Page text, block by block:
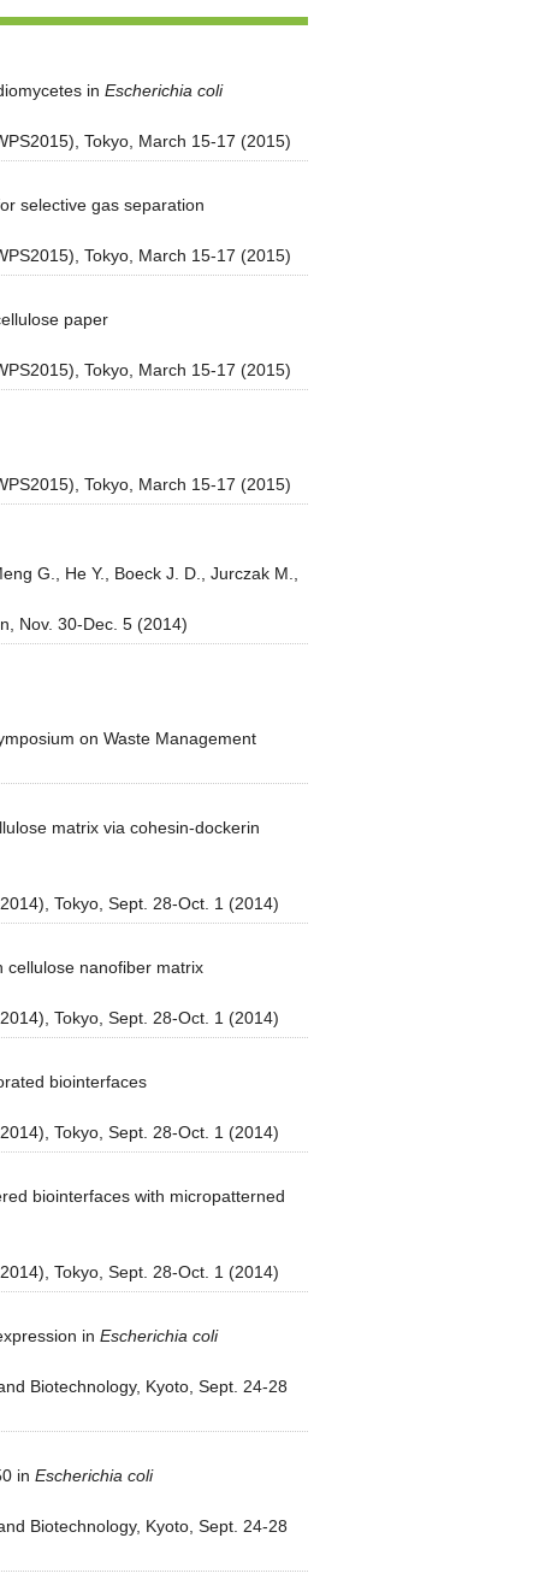
in Escherichia coli
Tokyo, March 15-17 (2015)
selective gas separation
Tokyo, March 15-17 (2015)
paper
Tokyo, March 15-17 (2015)
Tokyo, March 15-17 (2015)
G., He Y., Boeck J. D., Jurczak M.,
Nov. 30-Dec. 5 (2014)
on Waste Management
matrix via cohesin-dockerin
Tokyo, Sept. 28-Oct. 1 (2014)
cellulose nanofiber matrix
Tokyo, Sept. 28-Oct. 1 (2014)
biointerfaces
Tokyo, Sept. 28-Oct. 1 (2014)
biointerfaces with micropatterned
Tokyo, Sept. 28-Oct. 1 (2014)
in Escherichia coli
Biotechnology, Kyoto, Sept. 24-28
in Escherichia coli
Biotechnology, Kyoto, Sept. 24-28